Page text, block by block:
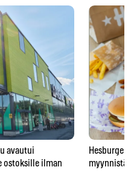
avautui
ostoksille ilman
myynnistä